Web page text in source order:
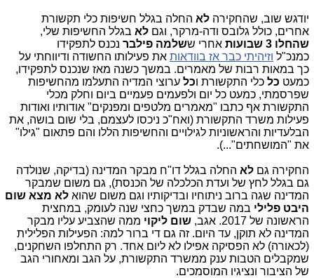
יודגש שוב, שהחקירה לא החלה בגלל חשיפות כלי תקשורת
אחרים, כולל גלובס ודה-מרקר, וגם לא בגלל החשיפות שלי,
שהחלו 3 שבועות
אחרי ששלמה פילבר נכנס לתפקידו
כמנכ"ל וזיהיתי כבר אז בוודאות את פעילותו החשודה ודיווחתי על
כך במאות רבות של מאמרים. במשך כשנה מאז שנכנס לתפקידו,
כמעט כל כלי התקשורת וכל ערוצי המדיה התעלמו מהחשיפות
שפרסמתי, כמעט כל יום ולפעמים פעמיים ביום וחלק מכלי
התקשורת אף כתבו "מאמרים מלטפים ומפנקים" אודותיו ואודות
פעילות משרד התקשורת (ואח"כ ניכסו לעצמם, בלי שום בושה, את
הבלעדיות והראשוניות לגילויים והחשיפות הללו והם פתאום "גילו"
את "המושחתים"...).
החקירה גם לא החלה בגלל דו"ח מבקר המדינה (בדיקה, שנולדה
גם בגלל לחץ של ועדת הכלכלה של הכנסת), גם משום שמבקר
המדינה שגה ברוב ניתוחיו ובדיקותיו וגם משום שהוא לא מצא שום
היבט פלילי במה שבדק במשך כחצי שנה לעומק, במחצית
הראשונה של 2017. אגב,
שום ליקוי ממה שהצביע עליו מבקר
המדינה לא תוקן, עד היום. זה גם די ברור למה: הפעילות הפלילית
(לכאורה) לא הפסיקה אפילו לא ליום אחד. רק התחלפו השחקנים,
שמקבלים הטבות ענק ממשרד התקשורת, על הגב ומאחורי הגב
של הציבור ונציגיו המוסמכים.